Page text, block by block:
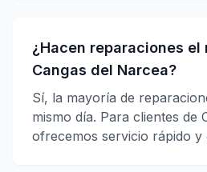
¿Hacen reparaciones el
Cangas del Narcea?
Sí, la mayoría de
mismo día. Para clientes de
ofrecemos servicio rápido y